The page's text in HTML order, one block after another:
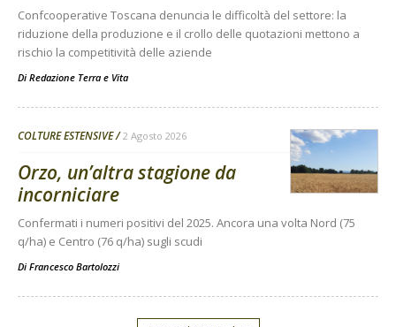
Confcooperative Toscana denuncia le difficoltà del settore: la
riduzione della produzione e il crollo delle quotazioni mettono a
rischio la competitività delle aziende
Di Redazione Terra e Vita
COLTURE ESTENSIVE 2 Agosto 2026
Orzo, un’altra stagione da
incorniciare
Confermati i numeri positivi del 2025. Ancora una volta Nord (75
q/ha) e Centro (76 q/ha) sugli scudi
Di Francesco Bartolozzi